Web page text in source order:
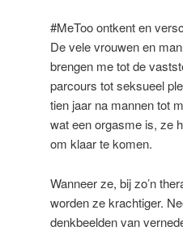
#MeToo ontkent en
De vele vrouwen en
brengen me tot de
parcours tot seksueel
tien jaar na mannen tot
wat een orgasme is, ze
om klaar te komen.
Wanneer ze, bij zo’n
worden ze krachtiger.
denkbeelden van